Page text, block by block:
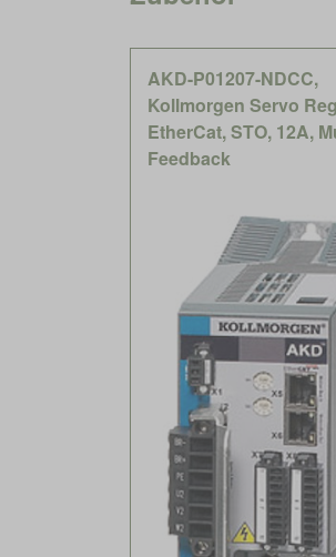
AKD-P01207-NDCC,
Kollmorgen Servo
EtherCat, STO, 12A,
Feedback